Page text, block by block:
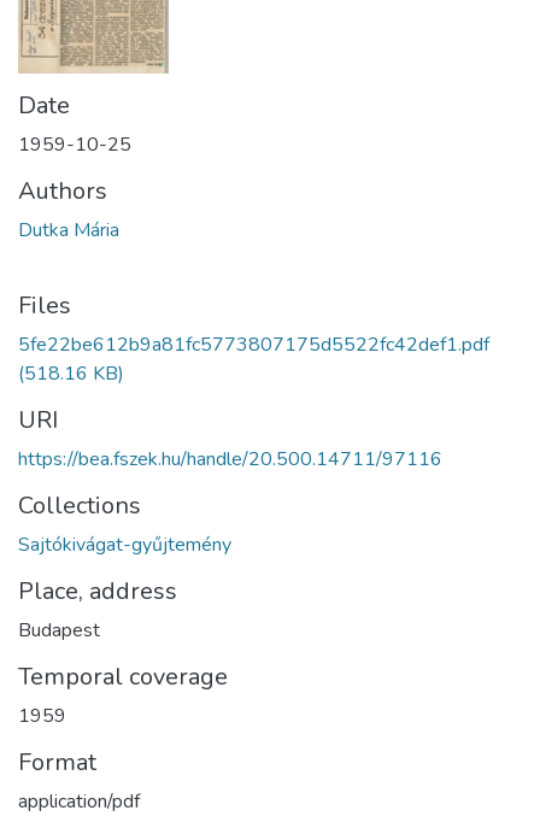
Date
1959-10-25
Authors
Dutka Mária
Files
5fe22be612b9a81fc5773807175d5522fc42def1.pdf
(518.16 KB)
URI
https://bea.fszek.hu/handle/20.500.14711/97116
Collections
Sajtókivágat-gyűjtemény
Place, address
Budapest
Temporal coverage
1959
Format
application/pdf